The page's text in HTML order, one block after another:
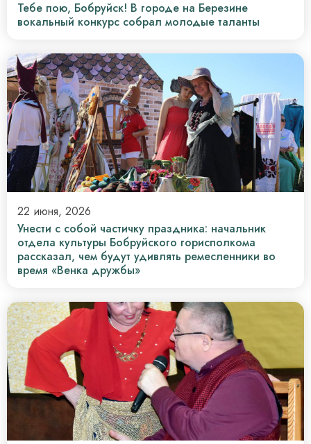
Тебе пою, Бобруйск! В городе на Березине
вокальный конкурс собрал молодые таланты
22 июня, 2026
Унести с собой частичку праздника: начальник
отдела культуры Бобруйского горисполкома
рассказал, чем будут удивлять ремесленники во
время «Венка дружбы»